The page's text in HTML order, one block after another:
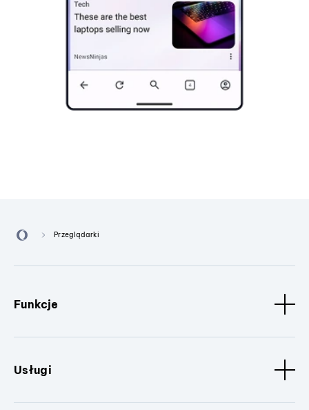
Przeglądarki
Funkcje
Usługi